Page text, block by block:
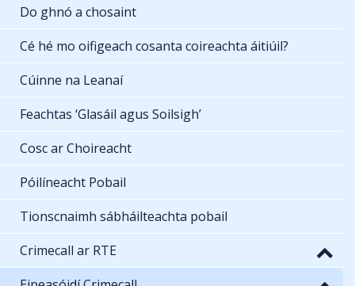
Do ghnó a chosaint
Cé hé mo oifigeach cosanta coireachta áitiúil?
Cúinne na Leanaí
Feachtas ‘Glasáil agus Soilsigh’
Cosc ar Choireacht
Póilíneacht Pobail
Tionscnaimh sábháilteachta pobail
Crimecall ar RTE